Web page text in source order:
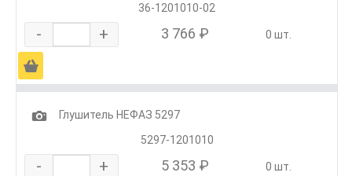
36-1201010-02
- + 3 766 ₽ 0 шт.
Ä
1
Глушитель НЕФАЗ 5297
5297-1201010
- + 5 353 ₽ 0 шт.